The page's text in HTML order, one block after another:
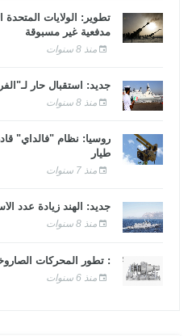
تطوير: الولايات المتحدة
مدفعية غير مسبوقة
منذ 8 سنوات
جديد: استقبال حار
منذ 8 سنوات
روسيا: نظام "فالداي"
طيار
منذ 7 سنوات
جديد: الهند زيادة عدد
منذ 8 سنوات
: تطور المحركات
منذ 6 سنوات